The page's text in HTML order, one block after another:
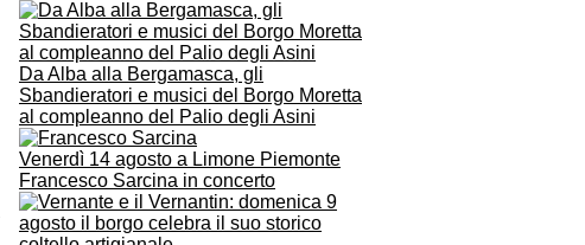
Da Alba alla Bergamasca, gli
Sbandieratori e musici del Borgo Moretta
al compleanno del Palio degli Asini
Venerdì 14 agosto a Limone Piemonte
Francesco Sarcina in concerto